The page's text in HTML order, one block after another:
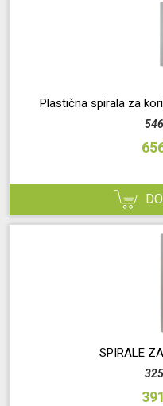
Plastična spirala za
SPIRALE